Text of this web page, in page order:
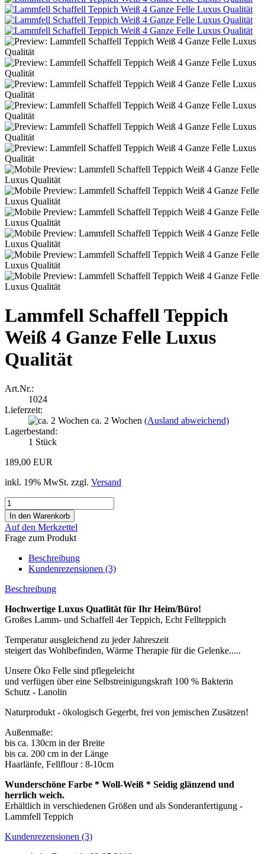
Lammfell Schaffell Teppich
Weiß 4 Ganze Felle Luxus
Qualität
Art.Nr.:
1024
Lieferzeit:
ca. 2 Wochen (Ausland abweichend)
Lagerbestand:
1 Stück
189,00 EUR
inkl. 19% MwSt. zzgl. Versand
Auf den Merkzettel
Frage zum Produkt
Beschreibung
Kundenrezensionen (3)
Beschreibung
Hochwertige Luxus Quatlität für Ihr Heim/Büro!
Großes Lamm- und Schaffell 4er Teppich, Echt Fellteppich
Temperatur ausgleichend zu jeder Jahreszeit
steigert das Wohlbefinden, Wärme Therapie für die Gelenke.....
Unsere Öko Felle sind pflegeleicht
und verfügen über eine Selbstreinigungskraft 100 % Bakterin
Schutz - Lanolin
Naturprodukt - ökologisch Gegerbt, frei von jemischen Zusätzen!
Außenmaße:
bis ca. 130cm in der Breite
bis ca. 200 cm in der Länge
Haarlänfe, Fellflour : 8-10cm
Wunderschöne Farbe * Woll-Weiß * Seidig glänzend und
herrlich weich.
Erhältlich in verschiedenen Größen und als Sonderanfertigung -
Lammfell Teppich
Kundenrezensionen (3)